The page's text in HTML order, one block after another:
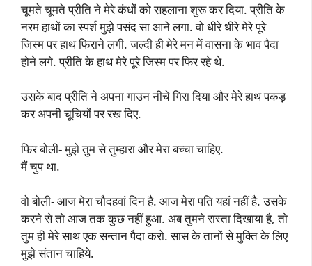
चूमते चूमते प्रीति ने मेरे कंधों को सहलाना शुरू कर दिया. प्रीति के
नरम हाथों का स्पर्श मुझे पसंद सा आने लगा. वो धीरे धीरे मेरे पूरे
जिस्म पर हाथ फिराने लगी. जल्दी ही मेरे मन में वासना के भाव पैदा
होने लगे. प्रीति के हाथ मेरे पूरे जिस्म पर फिर रहे थे.
उसके बाद प्रीति ने अपना गाउन नीचे गिरा दिया और मेरे हाथ पकड़
कर अपनी चूचियों पर रख दिए.
फिर बोली- मुझे तुम से तुम्हारा और मेरा बच्चा चाहिए.
मैं चुप था.
वो बोली- आज मेरा चौदहवां दिन है. आज मेरा पति यहां नहीं है. उसके
करने से तो आज तक कुछ नहीं हुआ. अब तुमने रास्ता दिखाया है, तो
तुम ही मेरे साथ एक सन्तान पैदा करो. सास के तानों से मुक्ति के लिए
मुझे संतान चाहिये.